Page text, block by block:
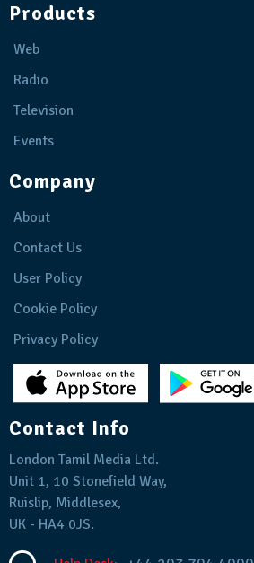
Products
Web
Radio
Television
Events
Company
About
Contact Us
User Policy
Cookie Policy
Privacy Policy
Contact Info
London Tamil Media Ltd.
Unit 1, 10 Stonefield Way,
Ruislip, Middlesex,
UK - HA4 0JS.